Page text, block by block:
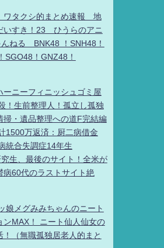
タクシ的まとめ速報 地
いすき！23 ひうらのアニ
んねる BNK48 ！SNH48！
SGO48！GNZ48！
ーニーフィニッシュゴミ屋
！生前整理人！孤立し孤独
掃・遺品整理への道F完結編
1500万返済：厨二病借金
統合失調症14年生
生、最後のサイト！全米が
病60代のラストサイト絶
娘メグみみちゃんのニート
ンMAX！ ニート仙人仙女の
！（無職孤独居老人的まと